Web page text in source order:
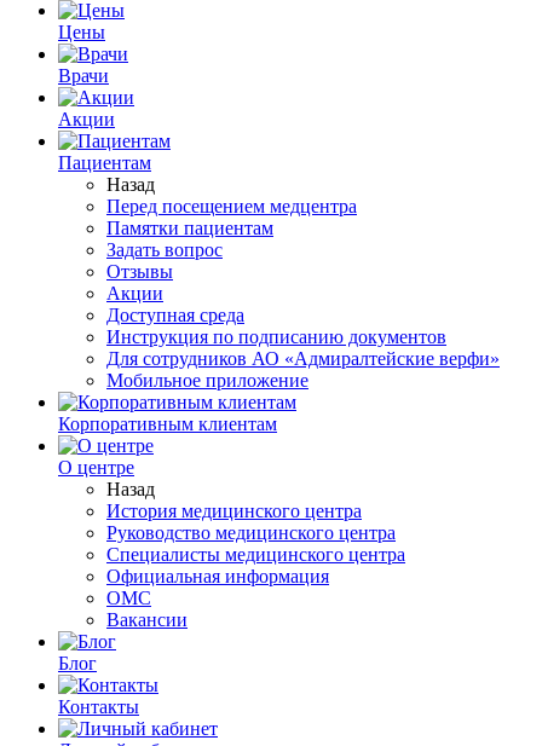
Цены
Врачи
Акции
Пациентам
Назад
Перед посещением медцентра
Памятки пациентам
Задать вопрос
Отзывы
Акции
Доступная среда
Инструкция по подписанию документов
Для сотрудников АО «Адмиралтейские верфи»
Мобильное приложение
Корпоративным клиентам
О центре
Назад
История медицинского центра
Руководство медицинского центра
Специалисты медицинского центра
Официальная информация
ОМС
Вакансии
Блог
Контакты